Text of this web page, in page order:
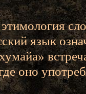
язык
оно